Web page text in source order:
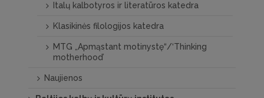
Italų kalbotyros ir literatūros katedra
Klasikinės filologijos katedra
MTG „Apmąstant motinystę“/‘Thinking
motherhood’
Naujienos